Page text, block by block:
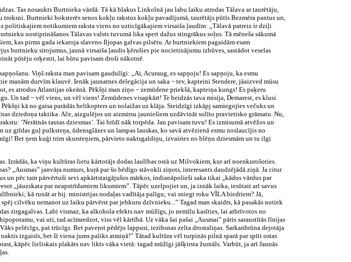
Tas nosaukts Burtnieka vārdā. Tā kā blakus Linkolnā jau labu laiku atrodas Tālava ar taurētāju,
Burtnieki boksterēs senos kokļu rakstus kokļu pavadījumā, taurētājs pūtīs Bezmēra pantus un,
politiskajiem notikumiem raksta viens no uzticīgākajiem virsaiša ļaudīm: „Tālavā patreiz ir dziļi
nostiprināšanos Tālavas valsts tuvumā lika spert dažus stingrākus soļus. Tā mēneša sākumā
kas pirms gada iekaroja slaveno Iljopas galvas pilsētu. Ar burtniekiem pagaidām esam
burtnieku sirojumus, jaunā virsaiša ļaudis ķērušies pie nocietinājumu izbūves, sastādot veselas
pūtēju orķestri, lai būtu pavisam droši nākotnē.
Viņš raksta man pavisam gaudulīgi: „Ai, Acuraug, es sapņoju! Es sapņoju, ka esmu
durvīm klauvē. Ienāk jaunatnes delegācija un saka − tev, kapteini Stendere, jāaizved mūsu
atrodos Atlantijas okeānā. Pēkšņi man ziņo − zemūdene priekšā, kapteiņa kungs! Es paķeru
Un tad − vēl viens, un vēl viens! Zemūdenes visapkārt! Te beidzās tava misija, Demarest, es klusi
kā no gaisa parādās helikopters un nolaižas uz klāja. Steidzīgi izkāpj samiegojies večuks un
dziedoņa taktika. Ače, aizgulējos un aizmirsu jauniešiem uzdāvināt solīto pravietisko grāmatu. Nu,
‘Nerātnās tautas dziesmas’. Tai brīdī nāk torpēda. Jau pavisam tuvu! Es izmisumā atvēžos un
grīdas guļ pulksteņa, ūdensglāzes un lampas lauskas, ko savā atvēzienā esmu noslaucījis no
Bet ņem kuģi trim skursteņiem, pārvieto naktsgaldiņu, izvairies no blēņu dziesmām un tu ilgi
Izrādās, ka viņu kultūras lietu kārtotājs dodas laulības ostā uz Milvokiem, kur arī noenkurošoties.
„Ausmas” janvāŗa numurs, kuŗā par šo bēdīgo stāvokli ziņots, interesants daudzējādā ziņā. Ja citur
pēc tam pārvērtuši sevi apkārtstaigājušos mārkos, indianāpolieši saka tikai „kādus vārdus par
„jāuzskata par neapstrīdamiem likumiem”. Tāpēc uzelpojiet un, ja iznāk laika, iesūtait arī savus
kā runāt ar bij. ministrijas nodaļas vadītāja palīgu; vai sniegt roku VĪLA biedriem? Jā,
cilvēku nemanot uz laiku pārvērst par jebkuru dzīvnieku...” Tagad man skaidrs, kā pasakās notiek
zirgagalvas. Labi vismaz, ka alkohola efekts nav mūžīgs, jo nemīlu kasīties, lai atbrīvotos no
vai uti, tad acīmredzot, viss vēl kārtībā. Uz vāka šai pašai „Ausmai” pāris saraustītās līnijas
pelēcīgs, pat trūcīgs. Bet paveŗot pēdējo lappusi, iezibsnas zelta drostaliņas. Sarkanbrūna dejotāja
izgaisīs, bet šī viena jums paliks atmiņā!” Tātad kultūra vēl turpinās pilnā sparā par spīti ostas
kāpēc lieliskais plakāts nav likts vāka vietā: tagad mūžīgi jāšķirsta žurnāls. Varbūt, ja arī Jaunās